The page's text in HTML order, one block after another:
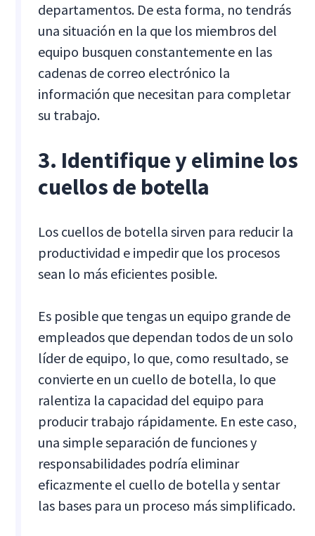
departamentos. De esta forma, no tendrás
una situación en la que los miembros del
equipo busquen constantemente en las
cadenas de correo electrónico la
información que necesitan para completar
su trabajo.
3. Identifique y elimine los
cuellos de botella
Los cuellos de botella sirven para reducir la
productividad e impedir que los procesos
sean lo más eficientes posible.
Es posible que tengas un equipo grande de
empleados que dependan todos de un solo
líder de equipo, lo que, como resultado, se
convierte en un cuello de botella, lo que
ralentiza la capacidad del equipo para
producir trabajo rápidamente. En este caso,
una simple separación de funciones y
responsabilidades podría eliminar
eficazmente el cuello de botella y sentar
las bases para un proceso más simplificado.